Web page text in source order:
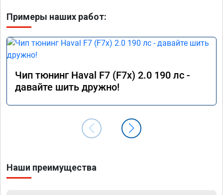
Примеры наших работ:
Чип тюнинг Haval F7 (F7x) 2.0 190 лс -
давайте шить дружно!
Наши преимущества